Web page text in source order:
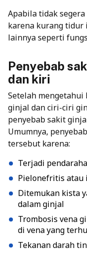
Apabila tidak
karena kurang tidur
lainnya seperti
Penyebab
dan kiri
Setelah
ginjal dan ciri-ciri
penyebab sakit
Umumnya,
tersebut karena:
Terjadi
Pielonefritis atau
Ditemukan kista
dalam ginjal
Trombosis vena
di vena yang
Tekanan darah